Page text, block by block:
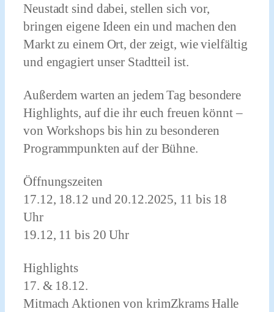
Neustadt sind dabei, stellen sich vor,
bringen eigene Ideen ein und machen den
Markt zu einem Ort, der zeigt, wie vielfältig
und engagiert unser Stadtteil ist.
Außerdem warten an jedem Tag besondere
Highlights, auf die ihr euch freuen könnt –
von Workshops bis hin zu besonderen
Programmpunkten auf der Bühne.
Öffnungszeiten
17.12, 18.12 und 20.12.2025, 11 bis 18
Uhr
19.12, 11 bis 20 Uhr
Highlights
17. & 18.12.
Mitmach Aktionen von krimZkrams Halle